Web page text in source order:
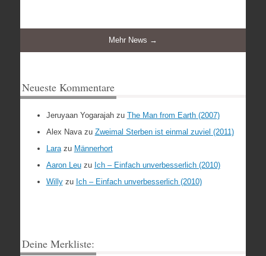
Mehr News →
Neueste Kommentare
Jeruyaan Yogarajahzu The Man from Earth (2007)
Alex Navazu Zweimal Sterben ist einmal zuviel (2011)
Larazu Männerhort
Aaron Leuzu Ich – Einfach unverbesserlich (2010)
Willyzu Ich – Einfach unverbesserlich (2010)
Deine Merkliste: